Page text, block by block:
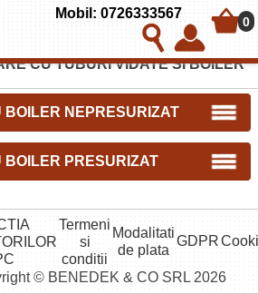
Mobil: 0726333567
0
CU TUBURI VIDATE SI BOILER
BOILER NEPRESURIZAT
BOILER PRESURIZAT
Termeni
si
conditii
Modalitati
de plata
GDPR
© BENEDEK & CO SRL 2026